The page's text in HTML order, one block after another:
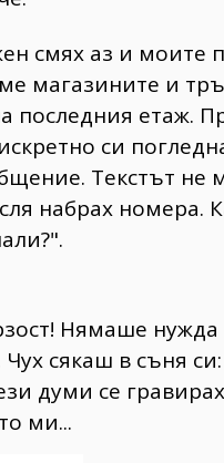
смях аз и моите
магазините и
последния етаж.
си
Текстът не
набрах номера.
Нямаше
Чух сякаш в съня
думи се
ми...